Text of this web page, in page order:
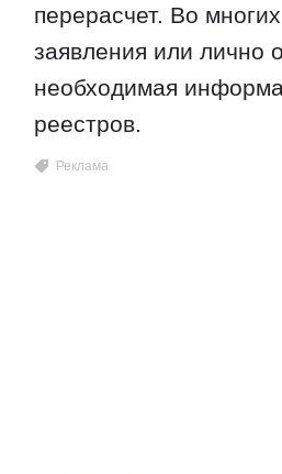
перерасчет. Во
заявления или лично
необходимая
реестров.